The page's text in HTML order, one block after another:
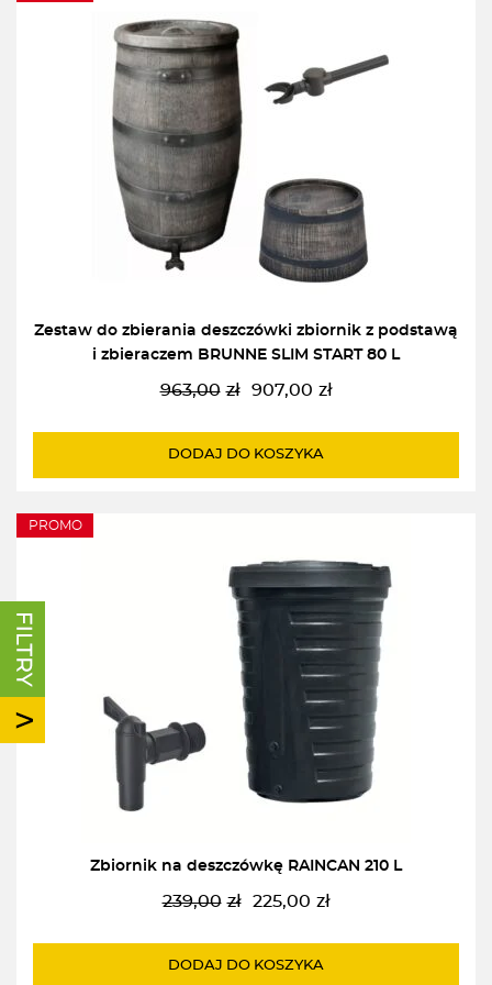
Zestaw do zbierania deszczówki zbiornik z podstawą
i zbieraczem BRUNNE SLIM START 80 L
963,00 zł
Pierwotna
wynosiła:
907,00 zł
Aktualna
wynosi:
DODAJ DO KOSZYKA
PROMO
Zbiornik na deszczówkę RAINCAN 210 L
239,00 zł
Pierwotna
wynosiła:
225,00 zł
Aktualna
wynosi:
DODAJ DO KOSZYKA